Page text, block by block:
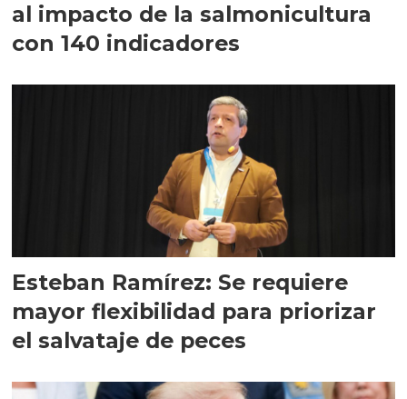
al impacto de la salmonicultura
con 140 indicadores
Esteban Ramírez: Se requiere
mayor flexibilidad para priorizar
el salvataje de peces